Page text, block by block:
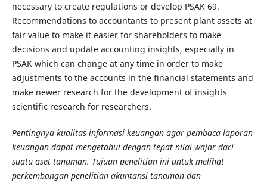
necessary to create regulations or develop PSAK 69.
Recommendations to accountants to present plant assets at
fair value to make it easier for shareholders to make
decisions and update accounting insights, especially in
PSAK which can change at any time in order to make
adjustments to the accounts in the financial statements and
make newer research for the development of insights
scientific research for researchers.
Pentingnya kualitas informasi keuangan agar pembaca laporan
keuangan dapat mengetahui dengan tepat nilai wajar dari
suatu aset tanaman. Tujuan penelitian ini untuk melihat
perkembangan penelitian akuntansi tanaman dan